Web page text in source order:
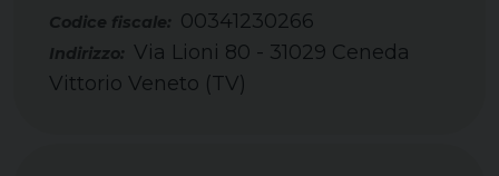
Codice fiscale: 00341230266
Indirizzo: Via Lioni 80 - 31029 Ceneda
Vittorio Veneto (TV)